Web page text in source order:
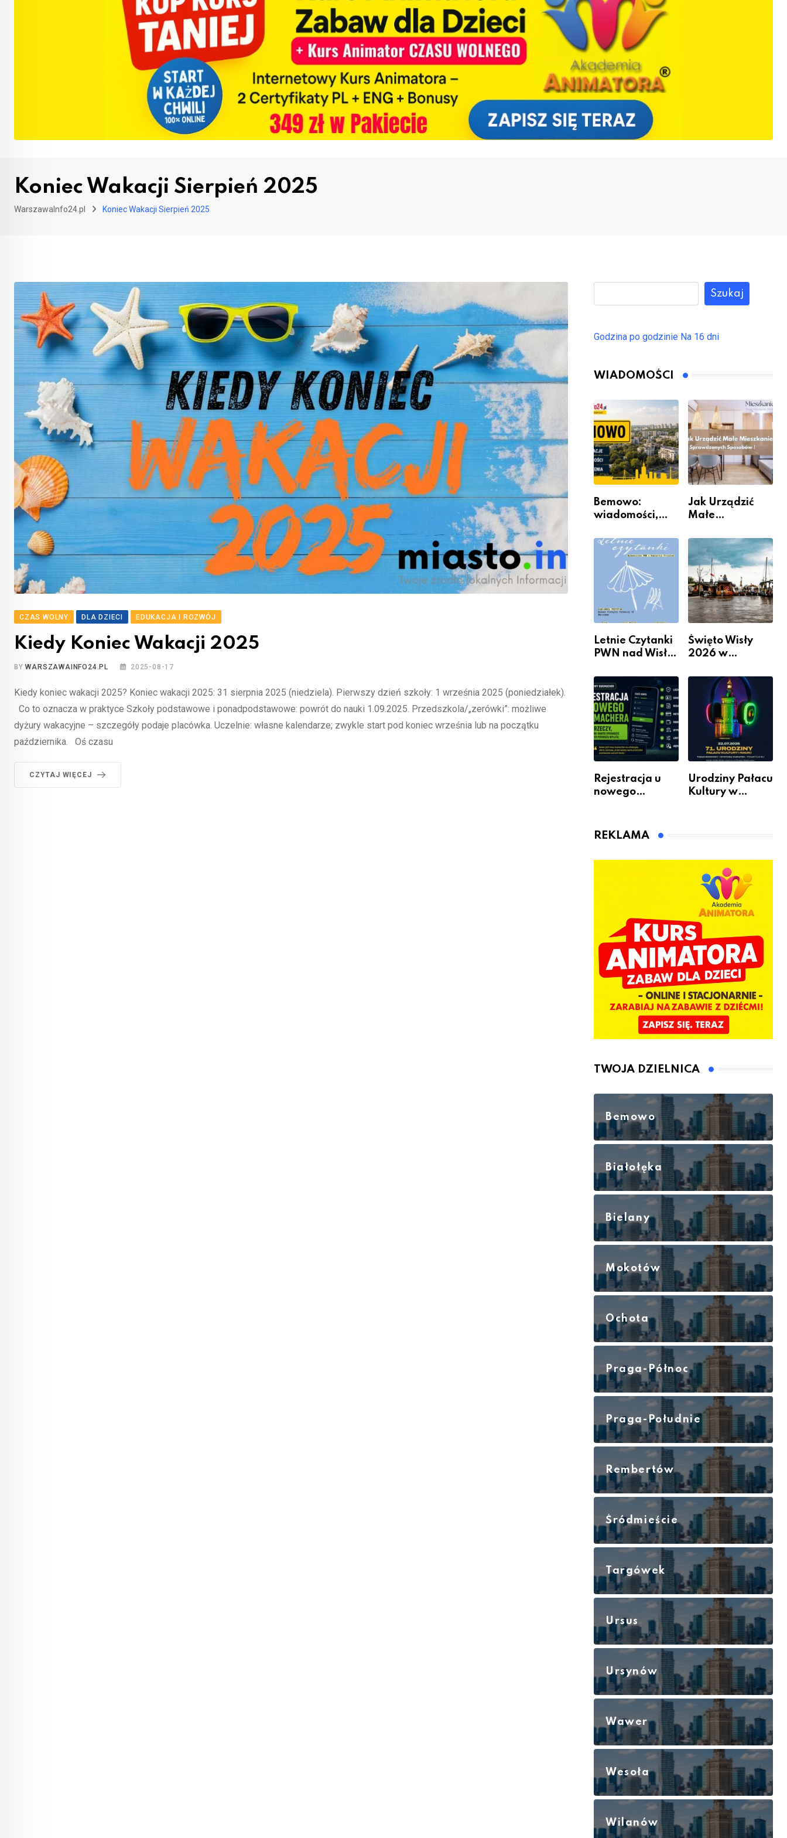
Koniec Wakacji Sierpień 2025
WarszawaInfo24.pl Koniec Wakacji Sierpień 2025
CZAS WOLNY DLA DZIECI EDUKACJA I ROZWÓJ
Kiedy Koniec Wakacji 2025
BYWARSZAWAINFO24.PL 2025-08-17
Kiedy koniec wakacji 2025? Koniec wakacji 2025: 31 sierpnia 2025 (niedziela). Pierwszy dzień szkoły: 1 września 2025 (poniedziałek).
Co to oznacza w praktyce Szkoły podstawowe i ponadpodstawowe: powrót do nauki 1.09.2025. Przedszkola/„zerówki”: możliwe
dyżury wakacyjne – szczegóły podaje placówka. Uczelnie: własne kalendarze; zwykle start pod koniec września lub na początku
października. Oś czasu
CZYTAJ WIĘCEJ
Szukaj
Godzina po godzinie Na 16 dni
WIADOMOŚCI
Bemowo:
wiadomości,
wydarzenia z
dzielnicy
Jak Urządzić
Małe
Sposobów Na
Więcej
Przestrzeni Bez
Kosztownego
Remontu
Letnie Czytanki
PWN nad Wisłą.
książką, kawą i
chwilą dla
siebie
Święto Wisły
2026 w
kiedy, gdzie i co
się będzie działo
2 sierpnia
Rejestracja u
nowego
warto
Urodziny Pałacu
Kultury w
REKLAMA
TWOJA DZIELNICA
Bemowo
Białołęka
Bielany
Mokotów
Ochota
Praga-Północ
Praga-Południe
Rembertów
Śródmieście
Targówek
Ursus
Ursynów
Wawer
Wesoła
Wilanów